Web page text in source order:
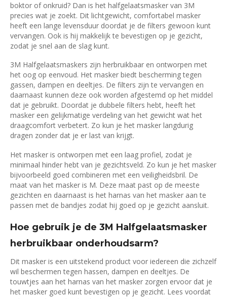
boktor of onkruid? Dan is het halfgelaatsmasker van 3M
precies wat je zoekt. Dit lichtgewicht, comfortabel masker
heeft een lange levensduur doordat je de filters gewoon kunt
vervangen. Ook is hij makkelijk te bevestigen op je gezicht,
zodat je snel aan de slag kunt.
3M Halfgelaatsmaskers zijn herbruikbaar en ontworpen met
het oog op eenvoud. Het masker biedt bescherming tegen
gassen, dampen en deeltjes. De filters zijn te vervangen en
daarnaast kunnen deze ook worden afgestemd op het middel
dat je gebruikt. Doordat je dubbele filters hebt, heeft het
masker een gelijkmatige verdeling van het gewicht wat het
draagcomfort verbetert. Zo kun je het masker langdurig
dragen zonder dat je er last van krijgt.
Het masker is ontworpen met een laag profiel, zodat je
minimaal hinder hebt van je gezichtsveld. Zo kun je het masker
bijvoorbeeld goed combineren met een veiligheidsbril. De
maat van het masker is M. Deze maat past op de meeste
gezichten en daarnaast is het harnas van het masker aan te
passen met de bandjes zodat hij goed op je gezicht aansluit.
Hoe gebruik je de 3M Halfgelaatsmasker
herbruikbaar onderhoudsarm?
Dit masker is een uitstekend product voor iedereen die zichzelf
wil beschermen tegen hassen, dampen en deeltjes. De
touwtjes aan het harnas van het masker zorgen ervoor dat je
het masker goed kunt bevestigen op je gezicht. Lees voordat